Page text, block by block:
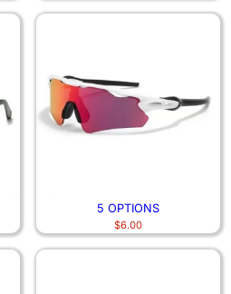
5 OPTIONS
$6.00